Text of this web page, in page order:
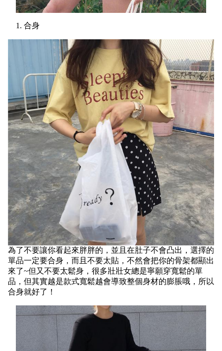
1. 合身
為了不要讓你看起來胖胖的，並且在肚子不會凸出，選擇的
單品一定要合身，而且不要太貼，不然會把你的骨架都顯出
來了~但 又不要太鬆身，很多壯壯女總是寧願穿寬鬆的單
品，但其實越是款式寬鬆越會導致整個身材的膨脹哦，所以
合身就好了！